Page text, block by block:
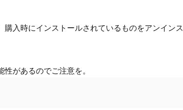
入時にインストールされているものをアンインス
があるのでご注意を。